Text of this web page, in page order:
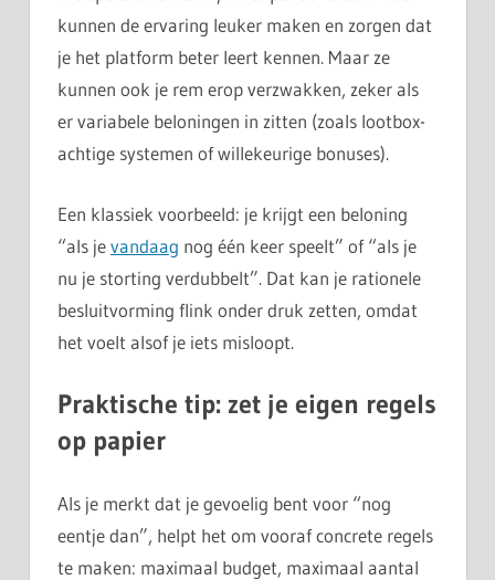
kunnen de ervaring leuker maken en zorgen dat
je het platform beter leert kennen. Maar ze
kunnen ook je rem erop verzwakken, zeker als
er variabele beloningen in zitten (zoals lootbox-
achtige systemen of willekeurige bonuses).
Een klassiek voorbeeld: je krijgt een beloning
“als jevandaag nog één keer speelt” of “als je
nu je storting verdubbelt”. Dat kan je rationele
besluitvorming flink onder druk zetten, omdat
het voelt alsof je iets misloopt.
Praktische tip: zet je eigen regels
op papier
Als je merkt dat je gevoelig bent voor “nog
eentje dan”, helpt het om vooraf concrete regels
te maken: maximaal budget, maximaal aantal